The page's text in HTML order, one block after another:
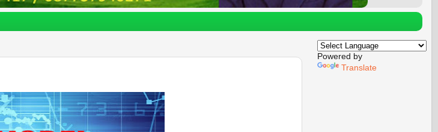
Powered by
Translate